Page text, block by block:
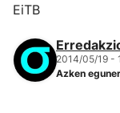
EiTB
2014/05/19 -
Azken